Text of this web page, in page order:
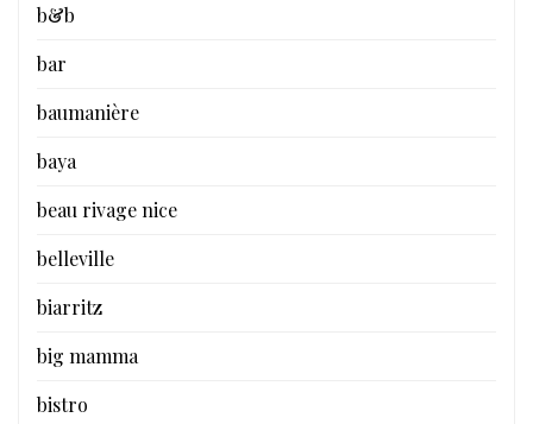
b&b
bar
baumanière
baya
beau rivage nice
belleville
biarritz
big mamma
bistro